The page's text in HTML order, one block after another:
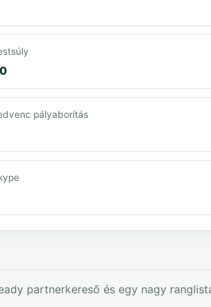
pályaborítás
partnerkereső és egy nagy